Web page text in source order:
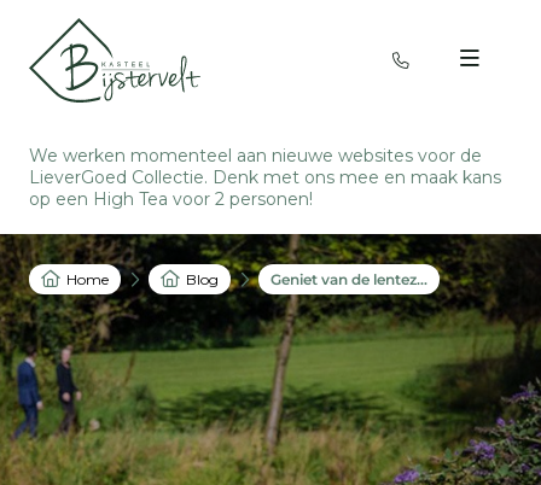
We werken momenteel aan nieuwe websites voor de
LieverGoed Collectie. Denk met ons mee en maak kans
op een High Tea voor 2 personen!
Home Blog Geniet van de lentezon en van heerlijke gerechten bij Kasteel Bijstervelt!